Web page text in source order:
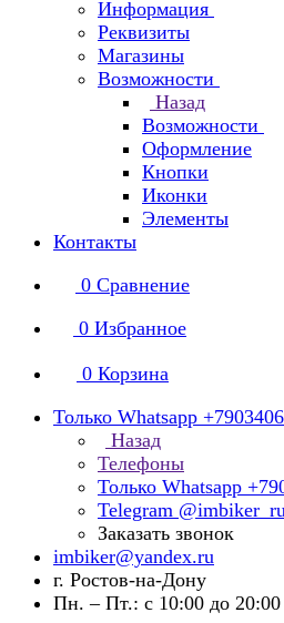
Информация
Реквизиты
Магазины
Возможности
Назад
Возможности
Оформление
Кнопки
Иконки
Элементы
Контакты
0 Сравнение
0 Избранное
0 Корзина
Только Whatsapp
Назад
Телефоны
Только Whatsapp
Telegram
Заказать звонок
imbiker@yandex.ru
г. Ростов-на-Дону
Пн. – Пт.: с 10:00 до 20:00